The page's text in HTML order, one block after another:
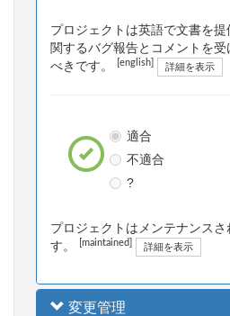
プロジェクトは英語で文書を
関するバグ報告とコメントを
べきです。
[english] 詳細を表示
適合
不適合
?
プロジェクトはメンテナンスさ
す。
[maintained] 詳細を表示
変更管理